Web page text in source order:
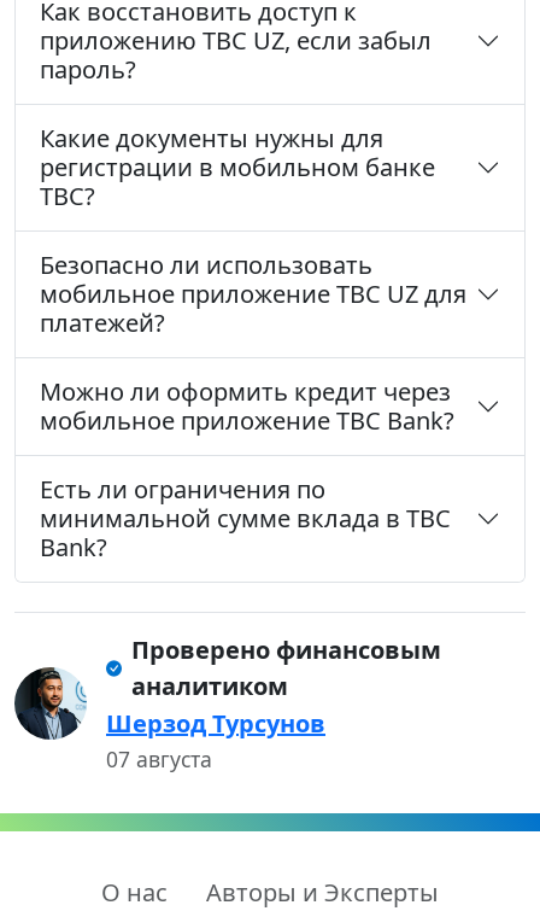
Как восстановить доступ к
приложению TBC UZ, если забыл
пароль?
Какие документы нужны для
регистрации в мобильном банке
TBC?
Безопасно ли использовать
мобильное приложение TBC UZ для
платежей?
Можно ли оформить кредит через
мобильное приложение TBC Bank?
Есть ли ограничения по
минимальной сумме вклада в TBC
Bank?
Проверено финансовым
аналитиком
Шерзод Турсунов
07 августа
О нас
Авторы и Эксперты